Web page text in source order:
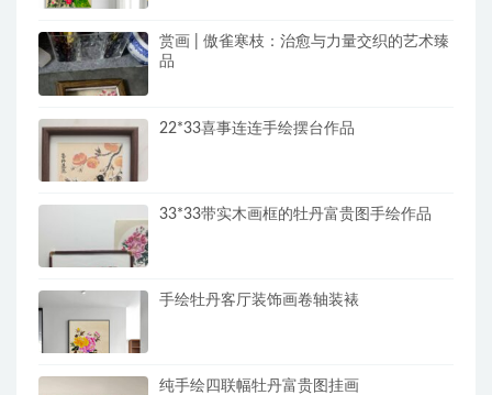
赏画 | 傲雀寒枝：治愈与力量交织的艺术臻
品
22*33喜事连连手绘摆台作品
33*33带实木画框的牡丹富贵图手绘作品
手绘牡丹客厅装饰画卷轴装裱
纯手绘四联幅牡丹富贵图挂画